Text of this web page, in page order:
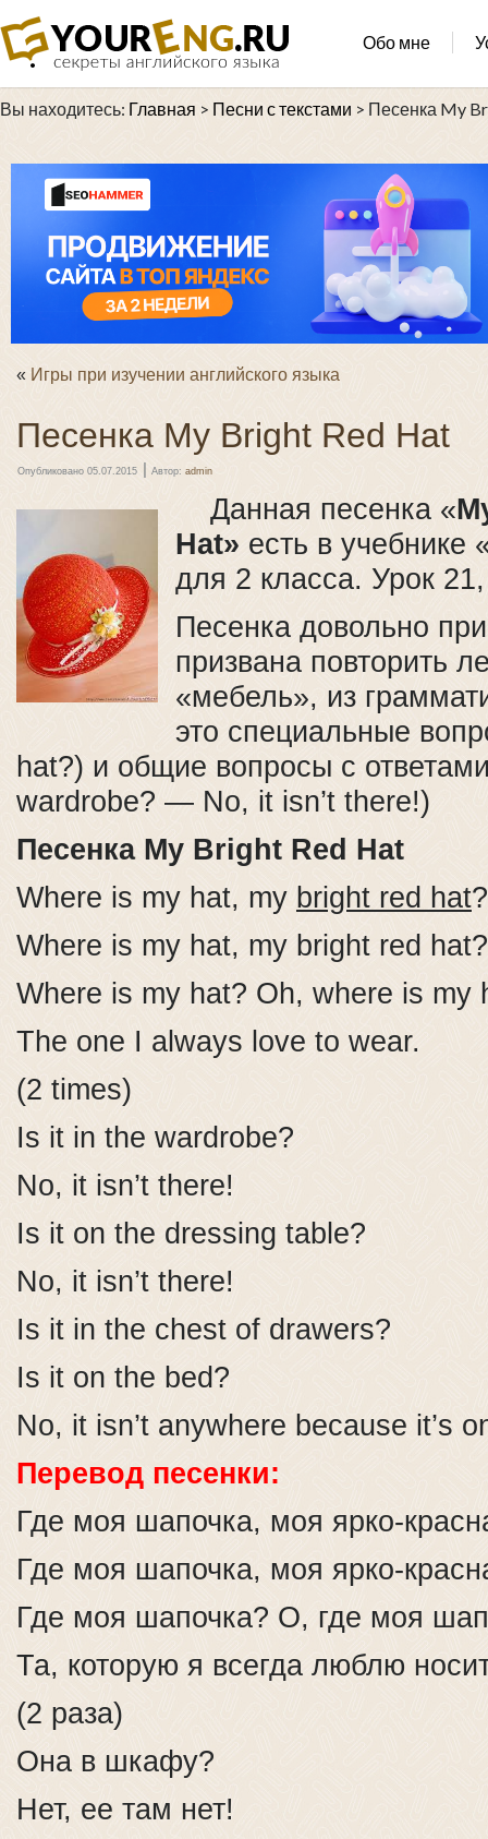
Обо мне
Вы находитесь: Главная > Песни с текстами > Песенка My
« Игры при изучении английского языка
Песенка My Bright Red Hat
Опубликовано 05.07.2015 | Автор: admin
Данная песенка «
Hat» есть в учебнике
для 2 класса. Урок
Песенка довольно
призвана повторить
«мебель», из
это специальные
hat?) и общие вопросы с
wardrobe? — No, it isn’t there!)
Песенка My Bright Red Hat
Where is my hat, my bright red hat?
Where is my hat, my bright red hat?
Where is my hat? Oh, where is my
The one I always love to wear.
(2 times)
Is it in the wardrobe?
No, it isn’t there!
Is it on the dressing table?
No, it isn’t there!
Is it in the chest of drawers?
Is it on the bed?
No, it isn’t anywhere because it’s
Перевод песенки:
Где моя шапочка, моя ярко-
Где моя шапочка, моя ярко-
Где моя шапочка? О, где моя
Та, которую я всегда люблю
(2 раза)
Она в шкафу?
Нет, ее там нет!